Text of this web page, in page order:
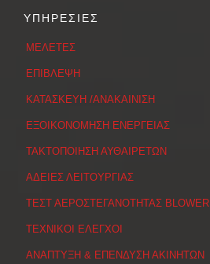
ΥΠΗΡΕΣΙΕΣ
ΜΕΛΕΤΕΣ
ΕΠΙΒΛΕΨΗ
ΚΑΤΑΣΚΕΥΗ /ΑΝΑΚΑΙΝΙΣΗ
ΕΞΟΙΚΟΝΟΜΗΣΗ ΕΝΕΡΓΕΙΑΣ
ΤΑΚΤΟΠΟΙΗΣΗ ΑΥΘΑΙΡΕΤΩΝ
ΑΔΕΙΕΣ ΛΕΙΤΟΥΡΓΙΑΣ
ΤΕΣΤ ΑΕΡΟΣΤΕΓΑΝΟΤΗΤΑΣ BLOWER
ΤΕΧΝΙΚΟΙ ΕΛΕΓΧΟΙ
ΑΝΑΠΤΥΞΗ & ΕΠΕΝΔΥΣΗ ΑΚΙΝΗΤΩΝ